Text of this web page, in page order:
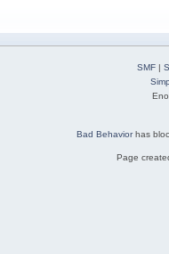
SMF|
Bad Behaviorhas
Page